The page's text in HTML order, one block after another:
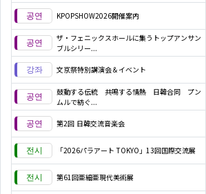
KPOPSHOW2026開催案内
ザ・フェニックスホールに集うトップアンサン
ブルシリー...
文京祭特別講演会＆イベント
鼓動する伝統 共鳴する情熱 日韓合同 プン
ムルで紡ぐ...
第2回 日韓交流音楽会
「2026パラアート TOKYO」13回国際交流展
第61回亜細亜現代美術展